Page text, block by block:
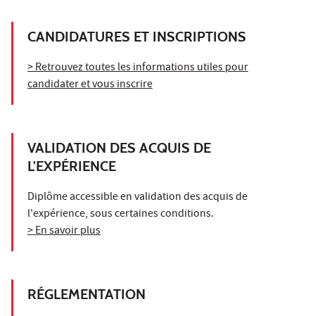
CANDIDATURES ET INSCRIPTIONS
> Retrouvez toutes les informations utiles pour
candidater et vous inscrire
VALIDATION DES ACQUIS DE
L'EXPÉRIENCE
Diplôme accessible en validation des acquis de
l'expérience, sous certaines conditions.
> En savoir plus
RÉGLEMENTATION